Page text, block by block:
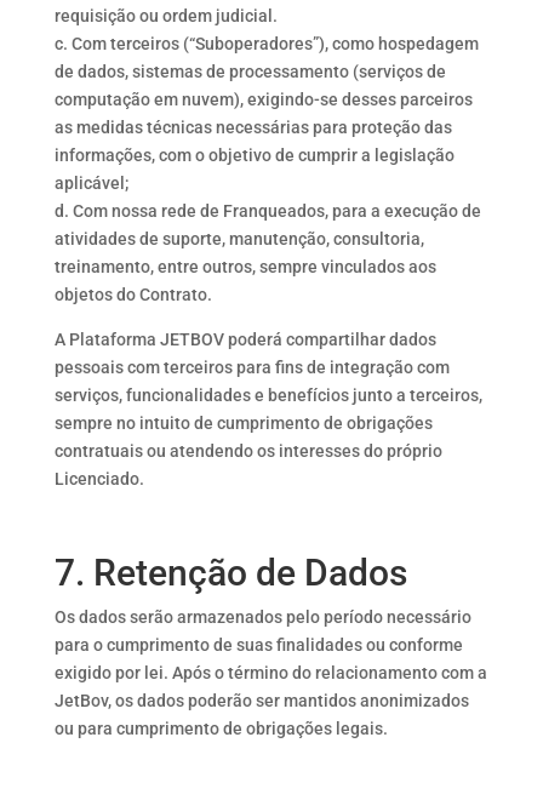
requisição ou ordem judicial.
c. Com terceiros (“Suboperadores”), como hospedagem
de dados, sistemas de processamento (serviços de
computação em nuvem), exigindo-se desses parceiros
as medidas técnicas necessárias para proteção das
informações, com o objetivo de cumprir a legislação
aplicável;
d. Com nossa rede de Franqueados, para a execução de
atividades de suporte, manutenção, consultoria,
treinamento, entre outros, sempre vinculados aos
objetos do Contrato.
A Plataforma JETBOV poderá compartilhar dados
pessoais com terceiros para fins de integração com
serviços, funcionalidades e benefícios junto a terceiros,
sempre no intuito de cumprimento de obrigações
contratuais ou atendendo os interesses do próprio
Licenciado.
7. Retenção de Dados
Os dados serão armazenados pelo período necessário
para o cumprimento de suas finalidades ou conforme
exigido por lei. Após o término do relacionamento com a
JetBov, os dados poderão ser mantidos anonimizados
ou para cumprimento de obrigações legais.